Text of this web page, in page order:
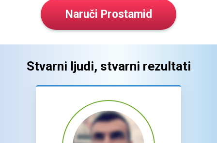
Naruči Prostamid
Stvarni ljudi, stvarni rezultati